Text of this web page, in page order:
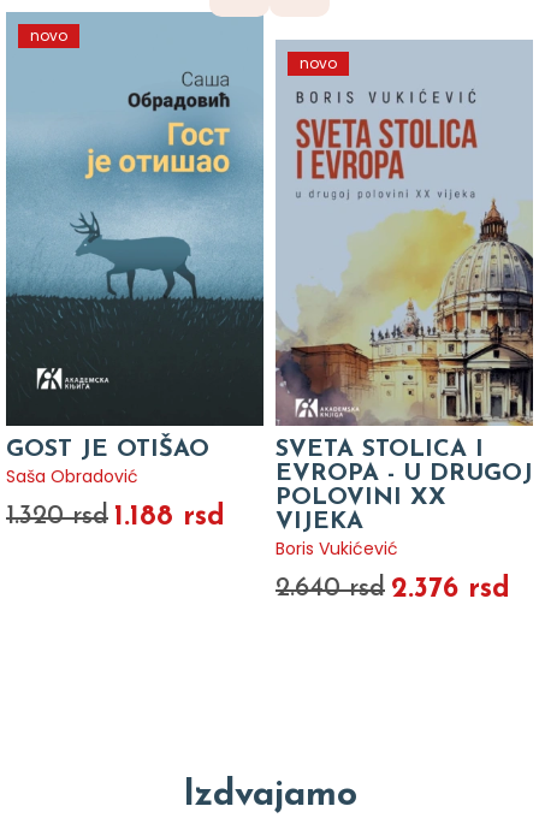
novo
GOST JE OTIŠAO
Saša Obradović
1.320 rsd 1.188 rsd
novo
SVETA STOLICA I
EVROPA - U DRUGOJ
POLOVINI XX
VIJEKA
Boris Vukićević
2.640 rsd 2.376 rsd
Izdvajamo